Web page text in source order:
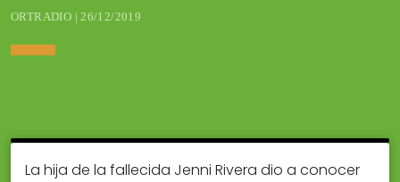
ORTRADIO | 26/12/2019
La hija de la fallecida Jenni Rivera dio a conocer